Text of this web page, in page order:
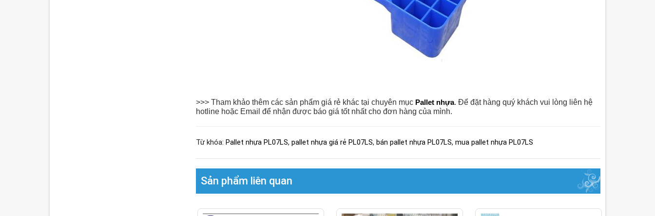
>>> Tham khảo thêm các sản phẩm giá rẻ khác tại chuyên mục Pallet nhựa. Để đặt hàng quý khách vui lòng liên hệ
hotline hoặc Email để nhận được báo giá tốt nhất cho đơn hàng của mình.
Từ khóa: Pallet nhựa PL07LS, pallet nhựa giá rẻ PL07LS, bán pallet nhựa PL07LS, mua pallet nhựa PL07LS
Sản phẩm liên quan